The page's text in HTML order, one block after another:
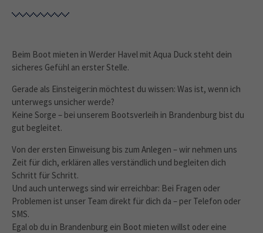
Beim Boot mieten in Werder Havel mit Aqua Duck steht dein
sicheres Gefühl an erster Stelle.
Gerade als Einsteiger:in möchtest du wissen: Was ist, wenn ich
unterwegs unsicher werde?
Keine Sorge – bei unserem Bootsverleih in Brandenburg bist du
gut begleitet.
Von der ersten Einweisung bis zum Anlegen – wir nehmen uns
Zeit für dich, erklären alles verständlich und begleiten dich
Schritt für Schritt.
Und auch unterwegs sind wir erreichbar: Bei Fragen oder
Problemen ist unser Team direkt für dich da – per Telefon oder
SMS.
Egal ob du in Brandenburg ein Boot mieten willst oder eine